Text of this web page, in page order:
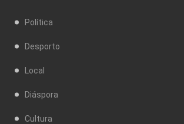
Política
Desporto
Local
Diáspora
Cultura